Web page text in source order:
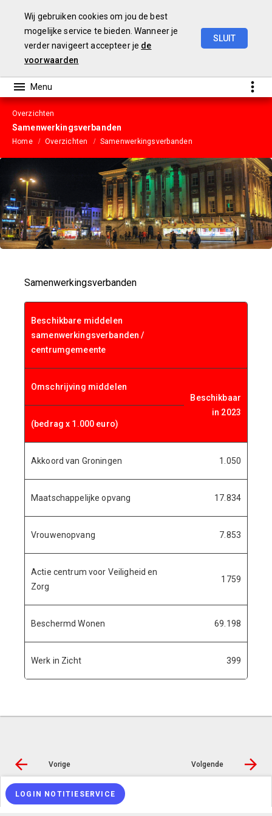
Wij gebruiken cookies om jou de best
mogelijke service te bieden. Wanneer je
verder navigeert accepteer je de
voorwaarden
SLUIT
Overzichten
Samenwerkingsverbanden
Home Overzichten Samenwerkingsverbanden
Samenwerkingsverbanden
Beschikbare middelen
samenwerkingsverbanden /
centrumgemeente
Omschrijving middelen
Beschikbaar
in 2023
(bedrag x 1.000 euro)
Akkoord van Groningen 1.050
Maatschappelijke opvang 17.834
Vrouwenopvang 7.853
Actie centrum voor Veiligheid en
Zorg
1759
Beschermd Wonen 69.198
Werk in Zicht 399
Vorige Volgende
© Inergy|Privacy statement Toegankelijkheidsverklaring
LOGIN NOTITIESERVICE